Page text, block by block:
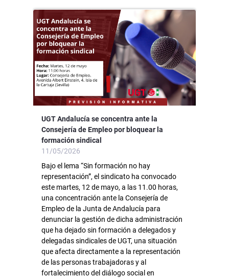
UGT Andalucía se concentra ante la
Consejería de Empleo por bloquear la
formación sindical
11/05/2026
Bajo el lema “Sin formación no hay
representación”, el sindicato ha convocado
este martes, 12 de mayo, a las 11.00 horas,
una concentración ante la Consejería de
Empleo de la Junta de Andalucía para
denunciar la gestión de dicha administración
que ha dejado sin formación a delegados y
delegadas sindicales de UGT, una situación
que afecta directamente a la representación
de las personas trabajadoras y al
fortalecimiento del diálogo social en